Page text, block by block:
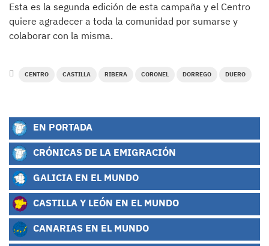
Esta es la segunda edición de esta campaña y el Centro
quiere agradecer a toda la comunidad por sumarse y
colaborar con la misma.
CENTRO CASTILLA RIBERA CORONEL DORREGO DUERO
EN PORTADA
CRÓNICAS DE LA EMIGRACIÓN
GALICIA EN EL MUNDO
CASTILLA Y LEÓN EN EL MUNDO
CANARIAS EN EL MUNDO